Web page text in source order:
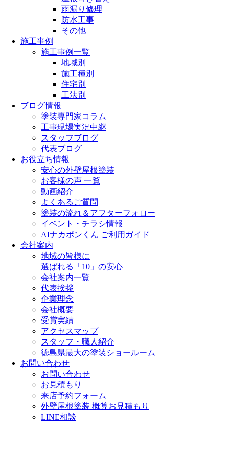
雨漏り修理
防水工事
その他
施工事例
施工事例一覧
地域別
施工種別
住宅別
工法別
ブログ情報
塗装専門家コラム
工事現場実況中継
スタッフブログ
代表ブログ
お役立ち情報
安心の外壁屋根塗装
お客様の声 一覧
動画紹介
よくあるご質問
塗装の流れ＆アフターフォロー
イベント・チラシ情報
AIナカポンくん ご利用ガイド
会社案内
地域の皆様に
選ばれる「10」の安心
会社案内一覧
代表挨拶
企業理念
会社概要
受賞実績
アクセスマップ
スタッフ・職人紹介
徳島県最大の塗装ショールーム
お問い合わせ
お問い合わせ
お見積もり
来店予約フォーム
外壁屋根塗装 概算お見積もり
LINE相談